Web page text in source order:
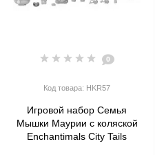
0
Код товара: HKR57
Игровой набор Семья
Мышки Маурии с коляской
Enchantimals City Tails